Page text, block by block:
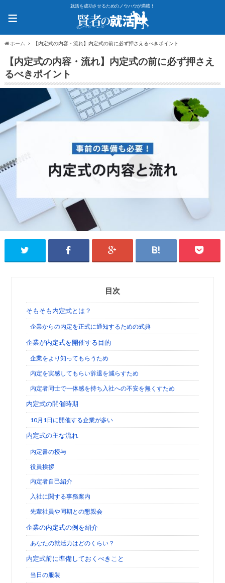
就活を成功させるためのノウハウが満載！
≡
ホーム 【内定式の内容・流れ】内定式の前に必ず押さえるべきポイント
【内定式の内容・流れ】内定式の前に必ず押さえ
るべきポイント
目次
そもそも内定式とは？
企業からの内定を正式に通知するための式典
企業が内定式を開催する目的
企業をより知ってもらうため
内定を実感してもらい辞退を減らすため
内定者同士で一体感を持ち入社への不安を無くすため
内定式の開催時期
10月1日に開催する企業が多い
内定式の主な流れ
内定書の授与
役員挨拶
内定者自己紹介
入社に関する事務案内
先輩社員や同期との懇親会
企業の内定式の例を紹介
あなたの就活力はどのくらい？
内定式前に準備しておくべきこと
当日の服装